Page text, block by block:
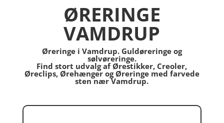
ØRERINGE
VAMDRUP
Øreringe i Vamdrup. Guldøreringe og
sølvøreringe.
Find stort udvalg af Ørestikker, Creoler,
Øreclips, Ørehænger og Øreringe med farvede
sten nær Vamdrup.